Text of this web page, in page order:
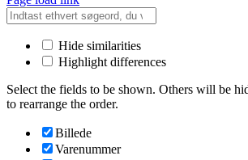
Hide similarities
Highlight differences
Select the fields to be shown. Others will be
to rearrange the order.
Billede
Varenummer